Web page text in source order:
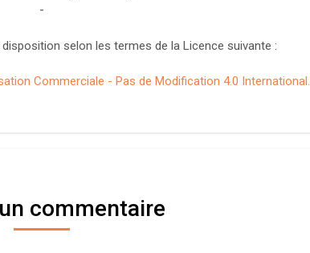
-
selon les termes de la Licence suivante :
Commerciale - Pas de Modification 4.0 International.
commentaire